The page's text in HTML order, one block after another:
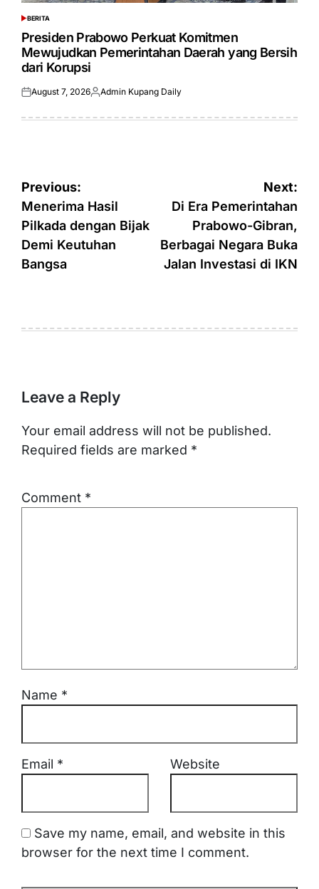
POSTED
IN
BERITA
Presiden Prabowo Perkuat Komitmen
Mewujudkan Pemerintahan Daerah yang Bersih
dari Korupsi
Posted
August 7, 2026Posted
Admin Kupang Daily
Post
navigation
Previous:
Menerima Hasil
Pilkada dengan Bijak
Demi Keutuhan
Bangsa
Next:
Di Era Pemerintahan
Prabowo-Gibran,
Berbagai Negara Buka
Jalan Investasi di IKN
Leave a Reply
Your email address will not be published.
Required fields are marked *
Comment *
Name *
Email * Website
Save my name, email, and website in this
browser for the next time I comment.